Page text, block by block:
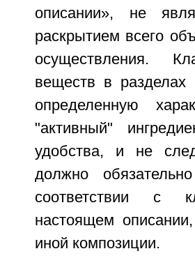
описании», не
раскрытием всего
осуществления.
веществ в разделах
определенную
"активный"
удобства, и не
должно
соответствии с
настоящем
иной композиции.